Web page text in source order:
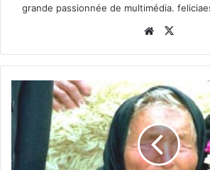
grande passionnée de multimédia.
Website